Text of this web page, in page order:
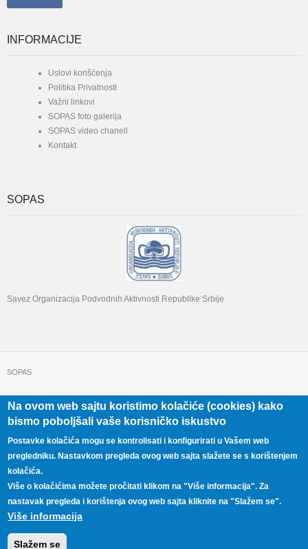
INFORMACIJE
Uslovi korišćenja
Politika Privatnosti
Važni linkovi
SOPAS foto galerija
SOPAS video chanell
Kontakt
SOPAS
Savez Organizacija Podvodnih Aktivnosti Republike Srbije
SOPAS
+381 11 322 22 32 Beograd, Beogradska 71
Na ovom web sajtu koristimo kolačiće (cookies) kako
bismo poboljšali vaše korisničko iskustvo
Postavke kolačića mogu se kontrolisati i konfigurirati u Vašem web
pregledniku. Nastavkom pregleda ovog web sajta slažete se s korištenjem
kolačića.
Više o kolačićima možete pročitati klikom na "Više informacija". Za
nastavak pregleda i korištenja ovog web sajta kliknite na "Slažem se".
Više informacija
Slažem se